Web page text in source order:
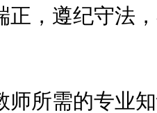
，遵纪守法，
所需的专业知